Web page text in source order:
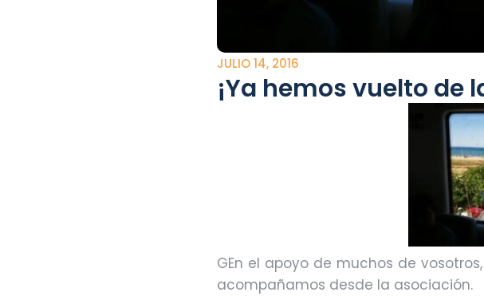
JULIO 14, 2016
¡Ya hemos vuelto de
GEn el apoyo de muchos de
acompañamos desde la asociación.